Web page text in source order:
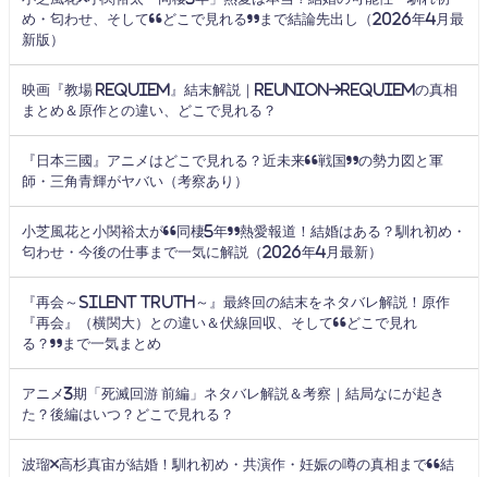
め・匂わせ、そして“どこで見れる”まで結論先出し（2026年4月最
新版）
映画『教場 Requiem』結末解説｜Reunion→Requiemの真相
まとめ＆原作との違い、どこで見れる？
『日本三國』アニメはどこで見れる？近未来“戦国”の勢力図と軍
師・三角青輝がヤバい（考察あり）
小芝風花と小関裕太が“同棲5年”熱愛報道！結婚はある？馴れ初め・
匂わせ・今後の仕事まで一気に解説（2026年4月最新）
『再会～Silent Truth～』最終回の結末をネタバレ解説！原作
『再会』（横関大）との違い＆伏線回収、そして“どこで見れ
る？”まで一気まとめ
アニメ3期「死滅回游 前編」ネタバレ解説＆考察｜結局なにが起き
た？後編はいつ？どこで見れる？
波瑠×高杉真宙が結婚！馴れ初め・共演作・妊娠の噂の真相まで“結